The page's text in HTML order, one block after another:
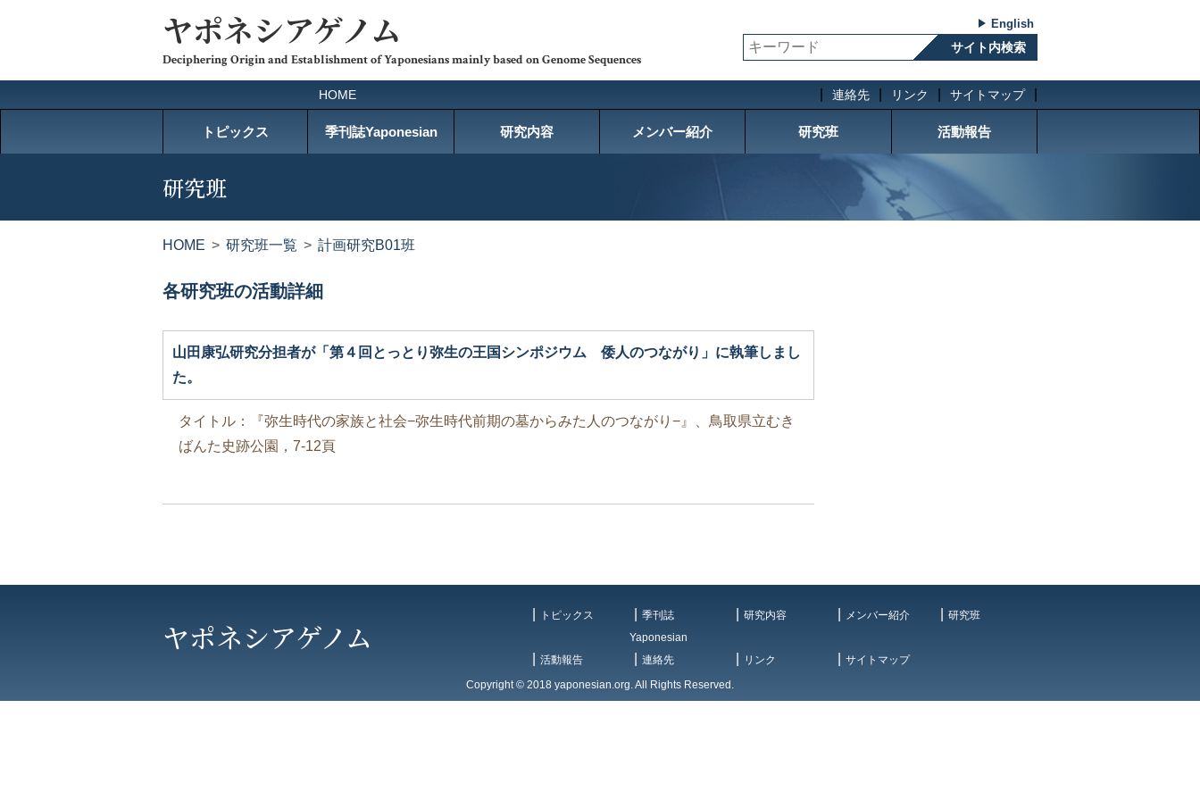
ヤポネシアゲノム
Deciphering Origin and Establishment of Yaponesians mainly based on Genome Sequences
English
HOME 連絡先 リンク サイトマップ
トピックス 季刊誌Yaponesian 研究内容 メンバー紹介 研究班 活動報告
研究班
HOME 研究班一覧 計画研究B01班
各研究班の活動詳細
山田康弘研究分担者が「第４回とっとり弥生の王国シンポジウム 倭人のつながり」に執筆しまし
た。
タイトル：『弥生時代の家族と社会−弥生時代前期の墓からみた人のつながり−』、鳥取県立むき
ばんた史跡公園，7-12頁
ヤポネシアゲノム
トピックス
季刊誌
Yaponesian
研究内容 メンバー紹介 研究班
活動報告 連絡先 リンク
サイトマップ
Copyright © 2018 yaponesian.org. All Rights Reserved.